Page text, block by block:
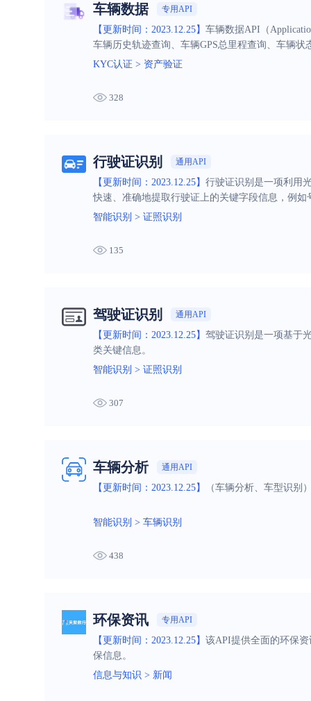
车辆数据 专用API
【更新时间：2023.12.25】 车辆数据API（
车辆历史轨迹查询、车辆GPS总里程查询、车辆
KYC认证 > 资产验证
328
行驶证识别 通用API
【更新时间：2023.12.25】 行驶证识别是一项利用
快速、准确地提取行驶证上的关键字段信息，例
智能识别 > 证照识别
135
驾驶证识别 通用API
【更新时间：2023.12.25】 驾驶证识别是一项基于
类关键信息。
智能识别 > 证照识别
307
车辆分析 通用API
【更新时间：2023.12.25】 （车辆分析、车型识别
智能识别 > 车辆识别
438
环保资讯 专用API
【更新时间：2023.12.25】 该API提供全面的环保
保信息。
信息与知识 > 新闻